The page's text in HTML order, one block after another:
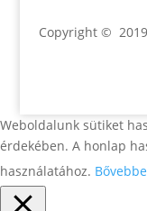
Copyright ©
Weboldalunk sütiket
érdekében. A honlap
használatához.